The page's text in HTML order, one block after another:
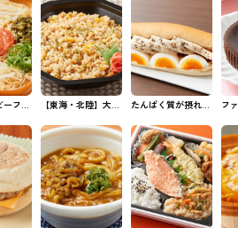
フン
【東海・北陸】大盛
ァミマのお弁当
たんぱく質が摂れ
ール ファミマのパ
ン・サンド
フ
ョ
ビ